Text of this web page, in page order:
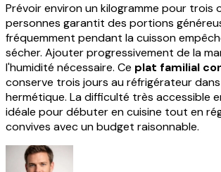
Prévoir environ un kilogramme pour trois
personnes garantit des portions
fréquemment pendant la cuisson
sécher. Ajouter progressivement de la
l'humidité nécessaire. Ce plat familial
conserve trois jours au réfrigérateur
hermétique. La difficulté très accessible
idéale pour débuter en cuisine tout en
convives avec un budget raisonnable.